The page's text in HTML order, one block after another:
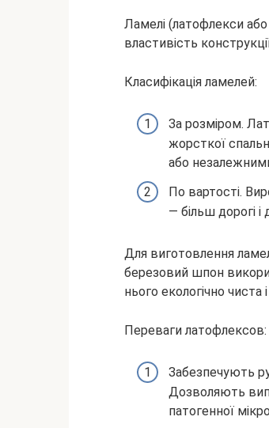
Ламелі (латофлекси
властивість
Класифікація ламелей:
За розміром.
жорсткої
або
По вартості.
— більш дорогі і
Для виготовлення
березовий шпон
нього екологічно
Переваги латофлексов:
Забезпечують
Дозволяють
патогенної